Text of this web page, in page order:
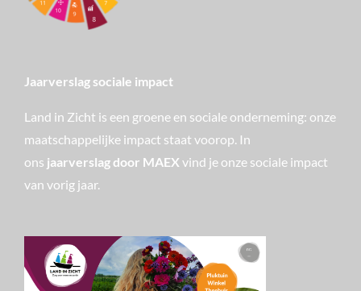
Jaarverslag sociale impact
Land in Zicht is een groene en sociale onderneming: onze
maatschappelijke impact staat voorop. In
ons jaarverslag door MAEX vind je onze sociale impact
van vorig jaar.